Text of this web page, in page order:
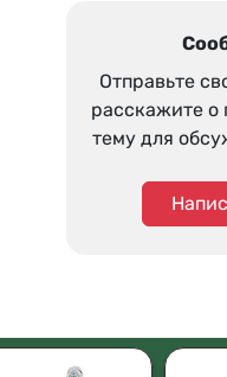
Отправьте
расскажите о
тему для